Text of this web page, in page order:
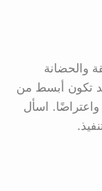
والحضانة
تكون أبسط من
اسأل